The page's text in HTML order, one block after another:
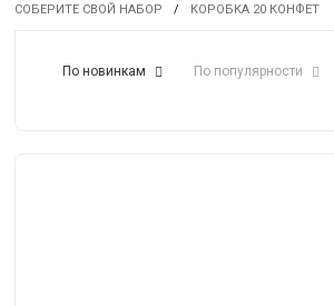
СОБЕРИТЕ СВОЙ НАБОР
/ КОРОБКА 20 КОНФЕТ
По новинкам По популярности